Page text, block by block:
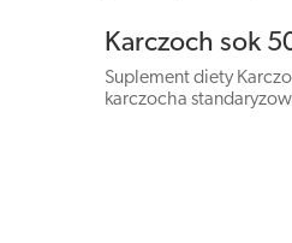
Karczoch sok
Suplement diety
karczocha